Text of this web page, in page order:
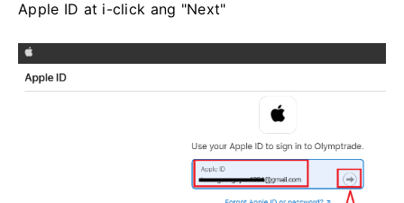
Apple ID at i-click ang "Next"